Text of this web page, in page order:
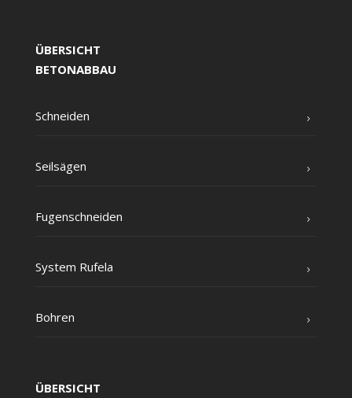
ÜBERSICHT
BETONABBAU
Schnei­den
Seil­sä­gen
Fugen­schnei­den
Sys­tem Rufela
Boh­ren
ÜBERSICHT